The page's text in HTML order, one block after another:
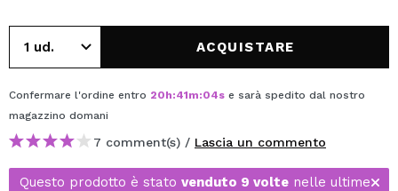
CREARE UN ACCOUNT
ACQUISTARE
Confermare l'ordine entro 20h:41m:04s e sarà spedito dal nostro
magazzino domani
7 comment(s) / Lascia un commento
Questo prodotto è stato venduto 9 voltenelle ultime